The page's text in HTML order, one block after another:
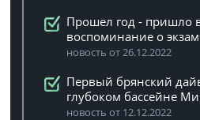
Прошел год - пришло
воспоминание о
новость от 26.12.2022
Первый брянский
глубоком бассейне
новость от 12.12.2022